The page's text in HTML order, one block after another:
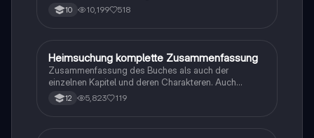
10 10,199 518
Deutsch
Heimsuchung komplette Zusammenfassung
Zusammenfassung des Buches als auch der
einzelnen Kapitel und deren Charakteren. Auch
tabellarisch. Im Unterricht ohne KI erstellt
12 5,823 119